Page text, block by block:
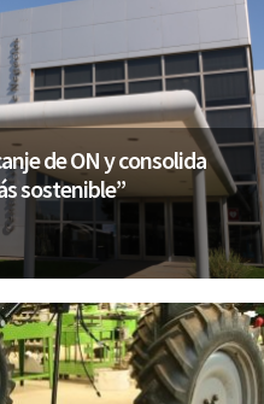
de ON y consolida
sostenible”